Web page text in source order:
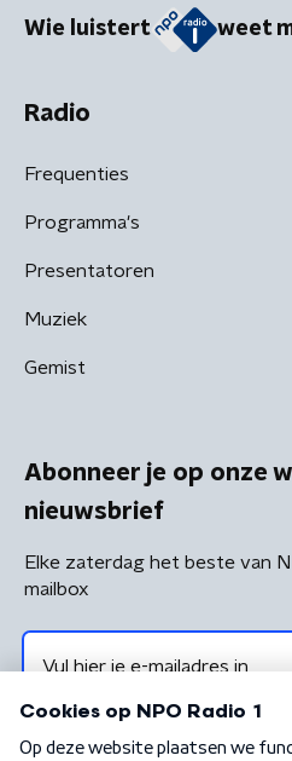
Wie luistert weet
Radio
Frequenties
Programma's
Presentatoren
Muziek
Gemist
Abonneer je op onze
nieuwsbrief
Elke zaterdag het beste van
mailbox